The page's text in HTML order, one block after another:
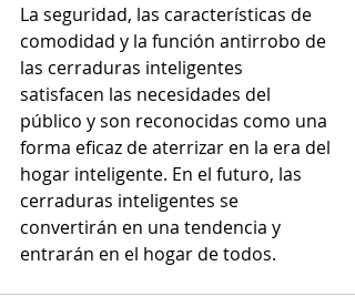
La seguridad, las características de
comodidad y la función antirrobo de
las cerraduras inteligentes
satisfacen las necesidades del
público y son reconocidas como una
forma eficaz de aterrizar en la era del
hogar inteligente. En el futuro, las
cerraduras inteligentes se
convertirán en una tendencia y
entrarán en el hogar de todos.